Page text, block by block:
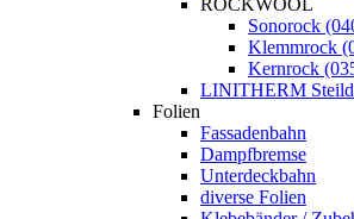
Sonorock
Klemmrock
Kernrock
LINITHERM
Folien
Fassadenbahn
Dampfbremse
Unterdeckbahn
diverse Folien